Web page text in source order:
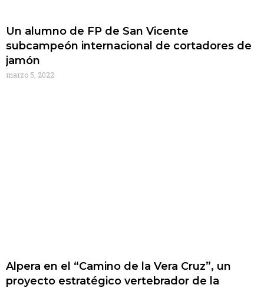
Un alumno de FP de San Vicente
subcampeón internacional de cortadores de
jamón
marzo 5, 2022
Alpera en el “Camino de la Vera Cruz”, un
proyecto estratégico vertebrador de la